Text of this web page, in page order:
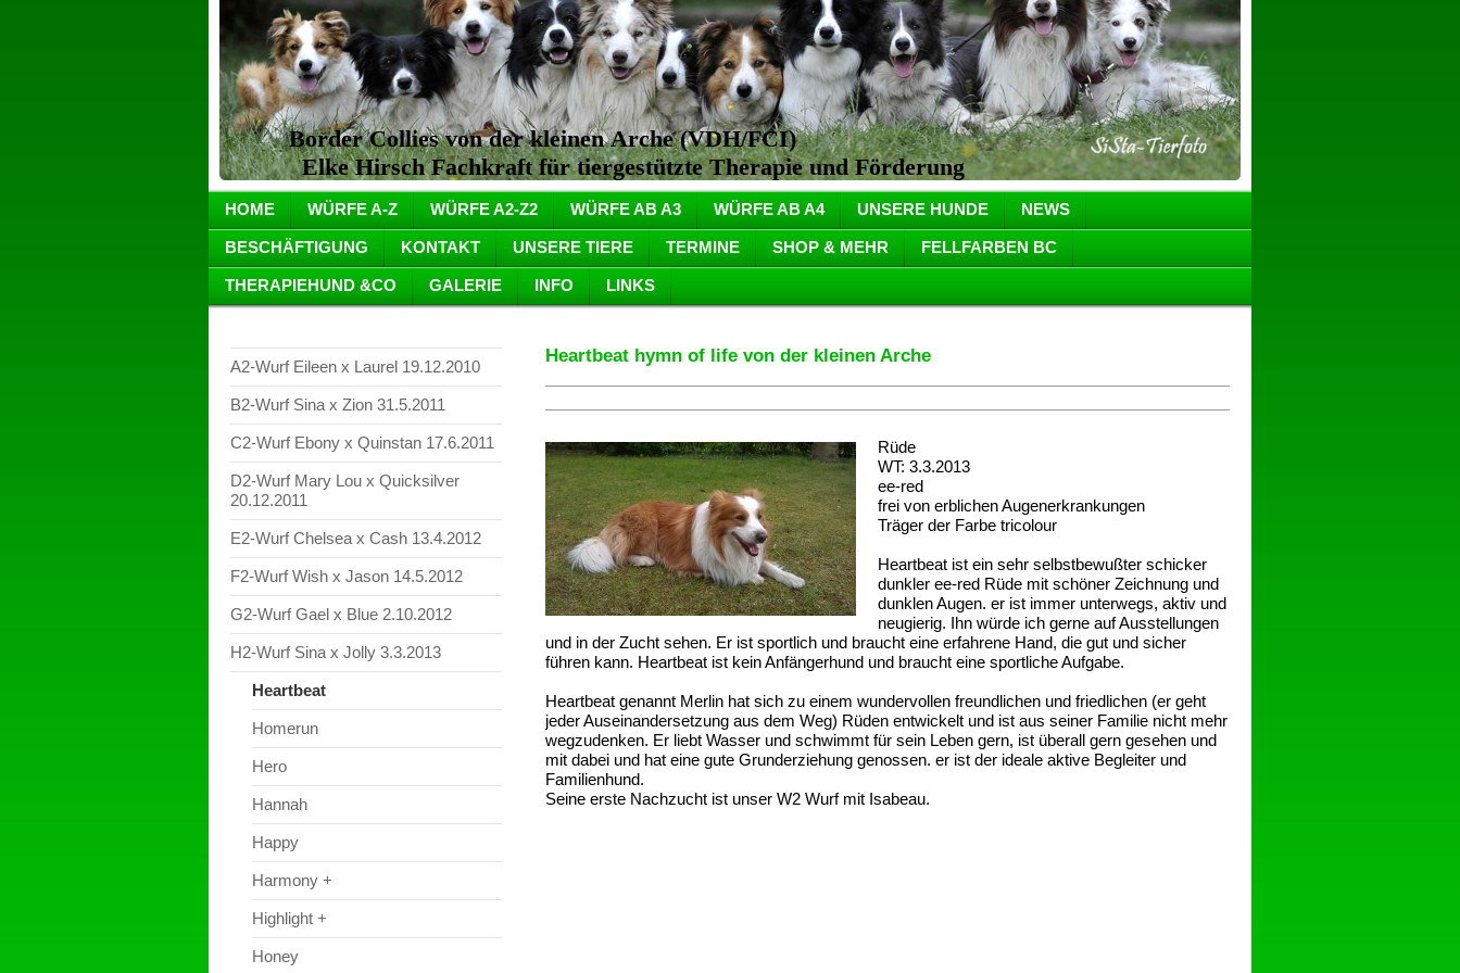
Border Collies von der kleinen Arche (VDH/FCI)
Elke Hirsch Fachkraft für tiergestützte Therapie und Förderung
HOME WÜRFE A-Z WÜRFE A2-Z2 WÜRFE AB A3 WÜRFE AB A4 UNSERE HUNDE NEWS
BESCHÄFTIGUNG KONTAKT UNSERE TIERE TERMINE SHOP & MEHR FELLFARBEN BC
THERAPIEHUND &CO GALERIE INFO LINKS
A2-Wurf Eileen x Laurel 19.12.2010
B2-Wurf Sina x Zion 31.5.2011
C2-Wurf Ebony x Quinstan 17.6.2011
D2-Wurf Mary Lou x Quicksilver
20.12.2011
E2-Wurf Chelsea x Cash 13.4.2012
F2-Wurf Wish x Jason 14.5.2012
G2-Wurf Gael x Blue 2.10.2012
H2-Wurf Sina x Jolly 3.3.2013
Heartbeat
Homerun
Hero
Hannah
Happy
Harmony +
Highlight +
Honey
Heartbeat hymn of life von der kleinen Arche
Rüde
WT: 3.3.2013
ee-red
frei von erblichen Augenerkrankungen
Träger der Farbe tricolour
Heartbeat ist ein sehr selbstbewußter schicker
dunkler ee-red Rüde mit schöner Zeichnung und
dunklen Augen. er ist immer unterwegs, aktiv und
neugierig. Ihn würde ich gerne auf Ausstellungen
und in der Zucht sehen. Er ist sportlich und braucht eine erfahrene Hand, die gut und sicher
führen kann. Heartbeat ist kein Anfängerhund und braucht eine sportliche Aufgabe.
Heartbeat genannt Merlin hat sich zu einem wundervollen freundlichen und friedlichen (er geht
jeder Auseinandersetzung aus dem Weg) Rüden entwickelt und ist aus seiner Familie nicht mehr
wegzudenken. Er liebt Wasser und schwimmt für sein Leben gern, ist überall gern gesehen und
mit dabei und hat eine gute Grunderziehung genossen. er ist der ideale aktive Begleiter und
Familienhund.
Seine erste Nachzucht ist unser W2 Wurf mit Isabeau.